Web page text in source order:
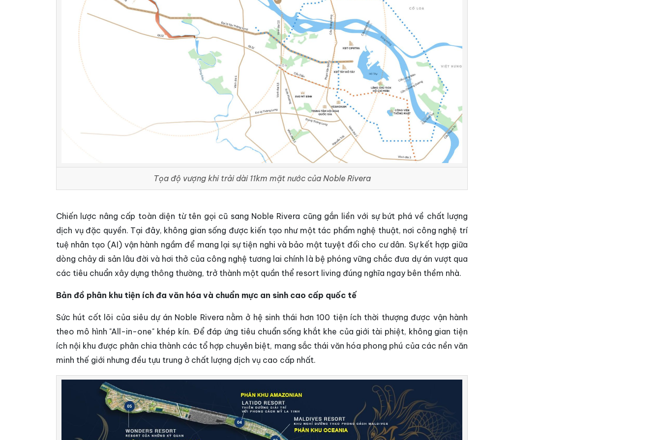
Tọa độ vượng khi trải dài 11km mặt nước của Noble Rivera
Chiến lược nâng cấp toàn diện từ tên gọi cũ sang Noble Rivera cũng gắn liền với sự bứt phá về chất lượng
dịch vụ đặc quyền. Tại đây, không gian sống được kiến tạo như một tác phẩm nghệ thuật, nơi công nghệ trí
tuệ nhân tạo (AI) vận hành ngầm để mang lại sự tiện nghi và bảo mật tuyệt đối cho cư dân. Sự kết hợp giữa
dòng chảy di sản lâu đời và hơi thở của công nghệ tương lai chính là bệ phóng vững chắc đưa dự án vượt qua
các tiêu chuẩn xây dựng thông thường, trở thành một quần thể resort living đúng nghĩa ngay bên thềm nhà.
Bản đồ phân khu tiện ích đa văn hóa và chuẩn mực an sinh cao cấp quốc tế
Sức hút cốt lõi của siêu dự án Noble Rivera nằm ở hệ sinh thái hơn 100 tiện ích thời thượng được vận hành
theo mô hình "All-in-one" khép kín. Để đáp ứng tiêu chuẩn sống khắt khe của giới tài phiệt, không gian tiện
ích nội khu được phân chia thành các tổ hợp chuyên biệt, mang sắc thái văn hóa phong phú của các nền văn
minh thế giới nhưng đều tựu trung ở chất lượng dịch vụ cao cấp nhất.